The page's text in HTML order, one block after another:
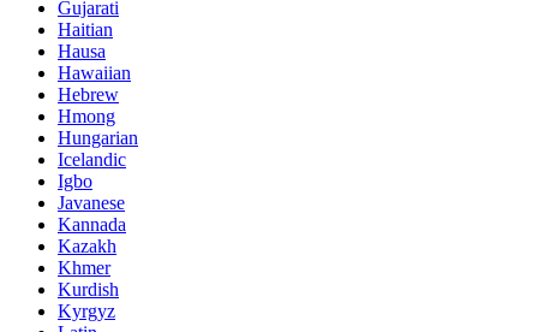
Gujarati
Haitian
Hausa
Hawaiian
Hebrew
Hmong
Hungarian
Icelandic
Igbo
Javanese
Kannada
Kazakh
Khmer
Kurdish
Kyrgyz